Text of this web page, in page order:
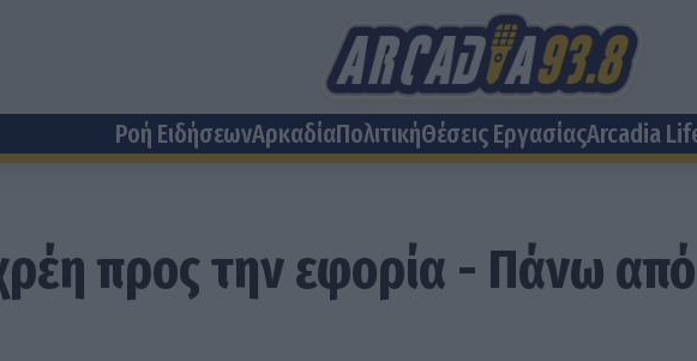
Ροή ΕιδήσεωνΑρκαδίαΠολιτικήΘέσεις EργασίαςArcadia
προς την εφορία - Πάνω